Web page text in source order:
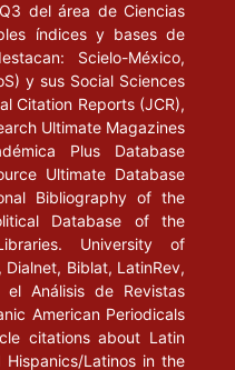
del área de Ciencias
índices y bases de
Scielo-México,
y sus Social Sciences
Citation Reports (JCR),
Ultimate Magazines
Plus Database
Ultimate Database
Bibliography of the
Database of the
University of
Biblat, LatinRev,
Análisis de Revistas
American Periodicals
citations about Latin
Latinos in the